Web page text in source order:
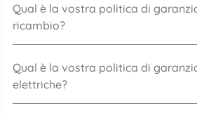
Qual è la vostra politica di
ricambio?
Qual è la vostra politica di
elettriche?